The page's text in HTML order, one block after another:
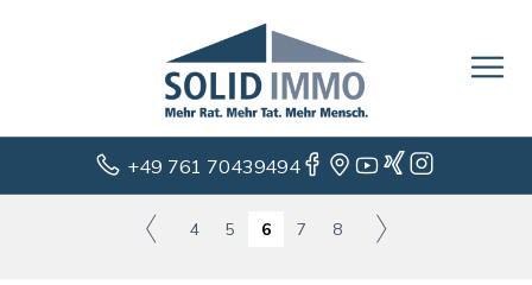
+49 761 70439494
4 5 6 7 8